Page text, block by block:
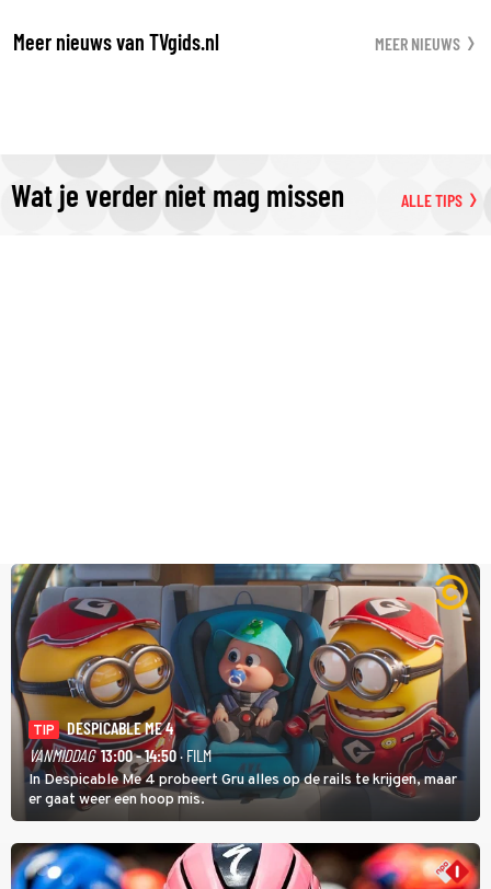
Meer nieuws van TVgids.nl MEER NIEUWS
Wat je verder niet mag missen ALLE TIPS
TIP
DESPICABLE ME 4
VANMIDDAG 13:00 - 14:50· FILM
In Despicable Me 4 probeert Gru alles op de rails te krijgen, maar
er gaat weer een hoop mis.